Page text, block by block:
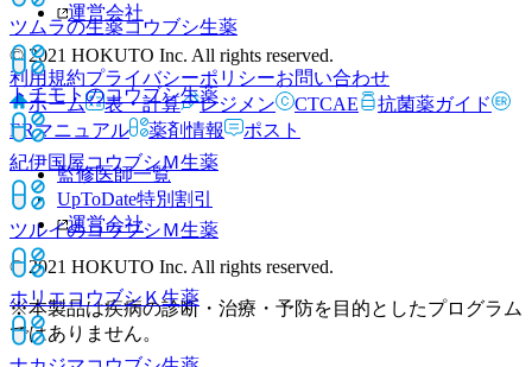
ツムラの生薬コウブシ生薬
トチモトのコウブシ生薬
紀伊国屋コウブシＭ生薬
ツルイのコウブシＭ生薬
ホリエコウブシＫ 生薬
運営会社
© 2021 HOKUTO Inc. All rights reserved.
利用規約プライバシーポリシーお問い合わせ
ホーム
表・計算 レジメン CTCAE
抗菌薬ガイド
ERマニュアル
薬剤情報 ポスト
監修医師一覧
UpToDate特別割引
運営会社
© 2021 HOKUTO Inc. All rights reserved.
※本製品は疾病の診断・治療・予防を目的としたプログラム
ではありません。